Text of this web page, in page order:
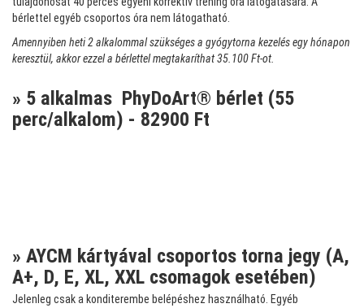
bérlettel egyéb csoportos óra nem látogatható.
Amennyiben heti 2 alkalommal szükséges a gyógytorna kezelés egy hónapon
keresztül, akkor ezzel a bérlettel megtakaríthat 35.100 Ft-ot.
» 5 alkalmas PhyDoArt® bérlet (55
perc/alkalom) - 82900 Ft
» AYCM kártyával csoportos torna jegy (A,
A+, D, E, XL, XXL csomagok esetében)
Jelenleg csak a konditerembe belépéshez használható. Egyéb